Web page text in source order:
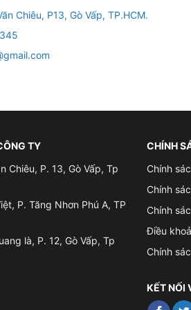
IPS
bị quạt tản nhiệt làm mát nhanh
Google Maps, Navitel, VietMap
âm thanh hỗ trợ cực tốt khi
OledPro 13.1inch kèm
CarPlay/Android Auto
Chiêu, P13, Gò Vấp, TP.HCM.
TY
Chiêu, P. 13, Gò Vấp, Tp
P. Tăng Nhơn Phú A, TP
là, P. 12, Gò Vấp, Tp
CHÍNH
Chính
Chính
Chính
Điều
Chính
KẾT NỐI